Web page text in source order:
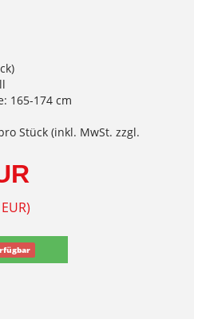
165-174 cm
Stück (inkl. MwSt. zzgl.